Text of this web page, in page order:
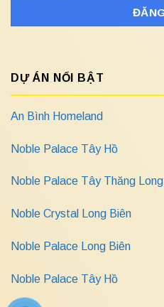
DỰ ÁN NỔI BẬT
An Bình Homeland
Noble Palace Tây Hồ
Noble Palace Tây Thăng Long
Noble Crystal Long Biên
Noble Palace Long Biên
Noble Palace Tây Hồ